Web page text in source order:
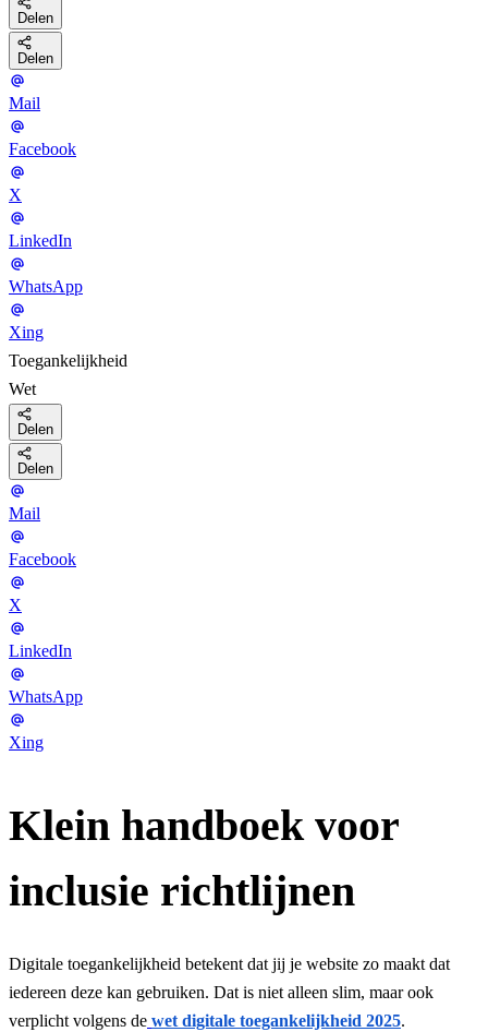
Delen
Delen
Mail
Facebook
X
LinkedIn
WhatsApp
Xing
Toegankelijkheid
Wet
Delen
Delen
Mail
Facebook
X
LinkedIn
WhatsApp
Xing
Klein handboek voor
inclusie richtlijnen
Digitale toegankelijkheid betekent dat jij je website zo maakt dat
iedereen deze kan gebruiken. Dat is niet alleen slim, maar ook
verplicht volgens de wet digitale toegankelijkheid 2025.